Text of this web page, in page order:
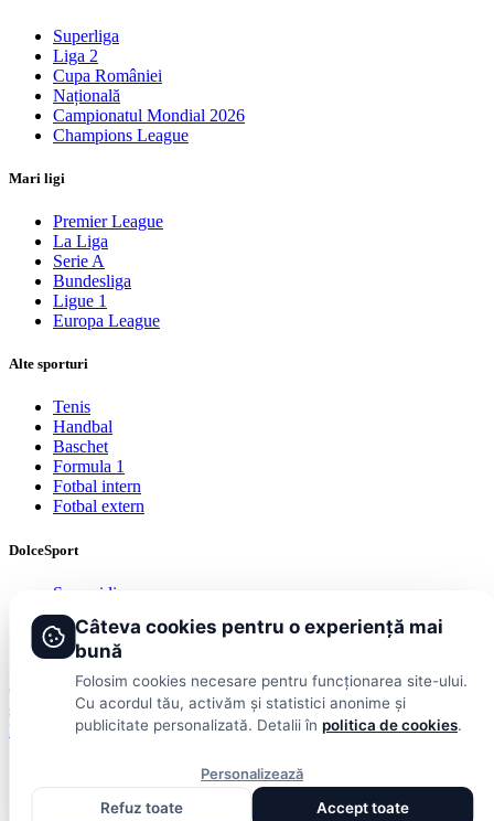
Superliga
Liga 2
Cupa României
Națională
Campionatul Mondial 2026
Champions League
Mari ligi
Premier League
La Liga
Serie A
Bundesliga
Ligue 1
Europa League
Alte sporturi
Tenis
Handbal
Baschet
Formula 1
Fotbal intern
Fotbal extern
DolceSport
Scoruri live
Contact
Publicitate
Termeni și condiții
© 2026 DolceSport. Toate drepturile rezervate. Scoruri, clasamente
și analize din toate competițiile
Fotbal intern Fotbal extern Scoruri live
Câteva cookies pentru o experiență mai
bună
Folosim cookies necesare pentru funcționarea site-ului.
Cu acordul tău, activăm și statistici anonime și
publicitate personalizată. Detalii în politica de cookies.
Personalizează
Refuz toate
Accept toate